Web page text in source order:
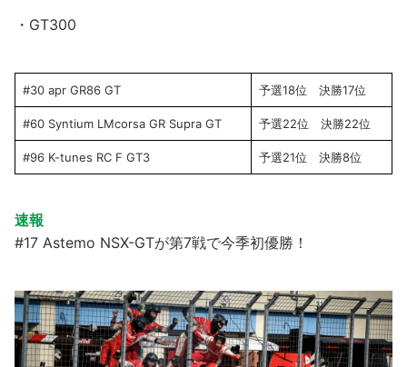
・GT300
#30 apr GR86 GT 予選18位 決勝17位
#60 Syntium LMcorsa GR Supra GT 予選22位 決勝22位
#96 K-tunes RC F GT3 予選21位 決勝8位
速報
#17 Astemo NSX-GTが第7戦で今季初優勝！